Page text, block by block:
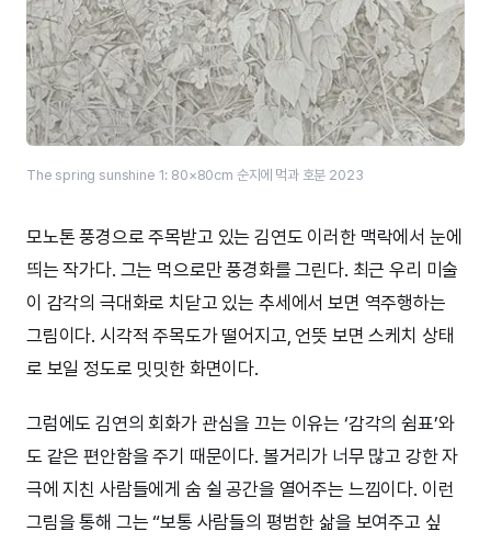
The spring sunshine 1: 80×80cm 순지에 먹과 호분 2023
모노톤 풍경으로 주목받고 있는 김연도 이러한 맥락에서 눈에
띄는 작가다. 그는 먹으로만 풍경화를 그린다. 최근 우리 미술
이 감각의 극대화로 치닫고 있는 추세에서 보면 역주행하는
그림이다. 시각적 주목도가 떨어지고, 언뜻 보면 스케치 상태
로 보일 정도로 밋밋한 화면이다.
그럼에도 김연의 회화가 관심을 끄는 이유는 ‘감각의 쉼표’와
도 같은 편안함을 주기 때문이다. 볼거리가 너무 많고 강한 자
극에 지친 사람들에게 숨 쉴 공간을 열어주는 느낌이다. 이런
그림을 통해 그는 “보통 사람들의 평범한 삶을 보여주고 싶